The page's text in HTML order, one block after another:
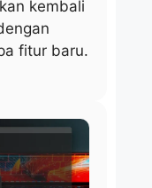
kembali
fitur baru.